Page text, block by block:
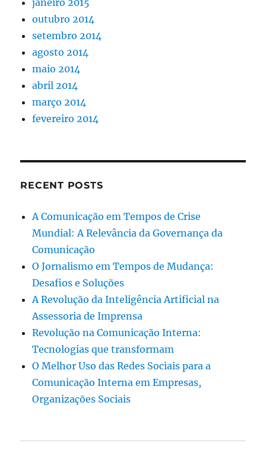
janeiro 2015
outubro 2014
setembro 2014
agosto 2014
maio 2014
abril 2014
março 2014
fevereiro 2014
RECENT POSTS
A Comunicação em Tempos de Crise
Mundial: A Relevância da Governança da
Comunicação
O Jornalismo em Tempos de Mudança:
Desafios e Soluções
A Revolução da Inteligência Artificial na
Assessoria de Imprensa
Revolução na Comunicação Interna:
Tecnologias que transformam
O Melhor Uso das Redes Sociais para a
Comunicação Interna em Empresas,
Organizações Sociais